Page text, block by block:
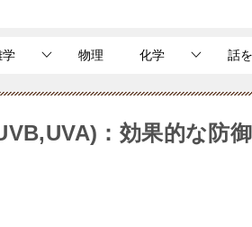
学 物理 化学 話
：効果的な防